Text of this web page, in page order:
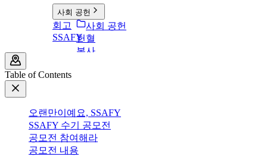
사회 공헌
사회 공헌
헌혈
봉사
회고
SSAFY
Table of Contents
오랜만이예요, SSAFY
SSAFY 수기 공모전
공모전 참여해라
공모전 내용